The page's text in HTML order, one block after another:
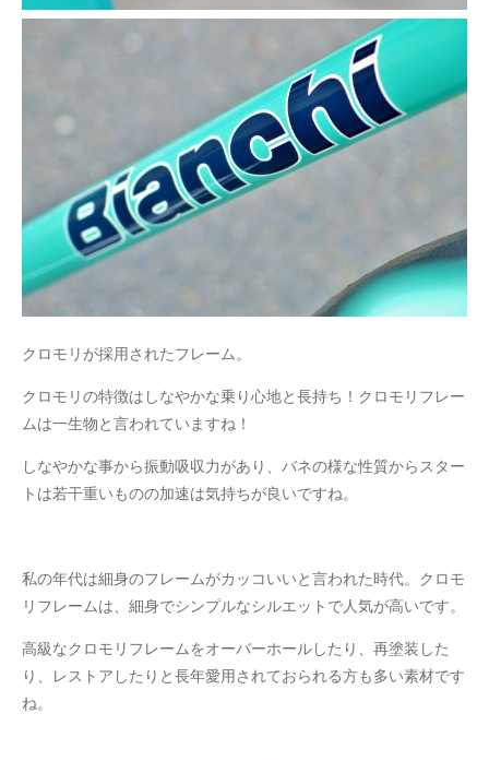
クロモリが採用されたフレーム。
クロモリの特徴はしなやかな乗り心地と長持ち！クロモリフレー
ムは一生物と言われていますね！
しなやかな事から振動吸収力があり、バネの様な性質からスター
トは若干重いものの加速は気持ちが良いですね。
私の年代は細身のフレームがカッコいいと言われた時代。クロモ
リフレームは、細身でシンプルなシルエットで人気が高いです。
高級なクロモリフレームをオーバーホールしたり、再塗装した
り、レストアしたりと長年愛用されておられる方も多い素材です
ね。